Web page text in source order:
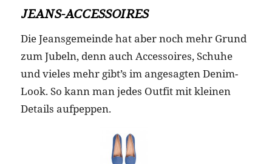
JEANS-ACCESSOIRES
Die Jeansgemeinde hat aber noch mehr Grund
zum Jubeln, denn auch Accessoires, Schuhe
und vieles mehr gibt’s im angesagten Denim-
Look. So kann man jedes Outfit mit kleinen
Details aufpeppen.